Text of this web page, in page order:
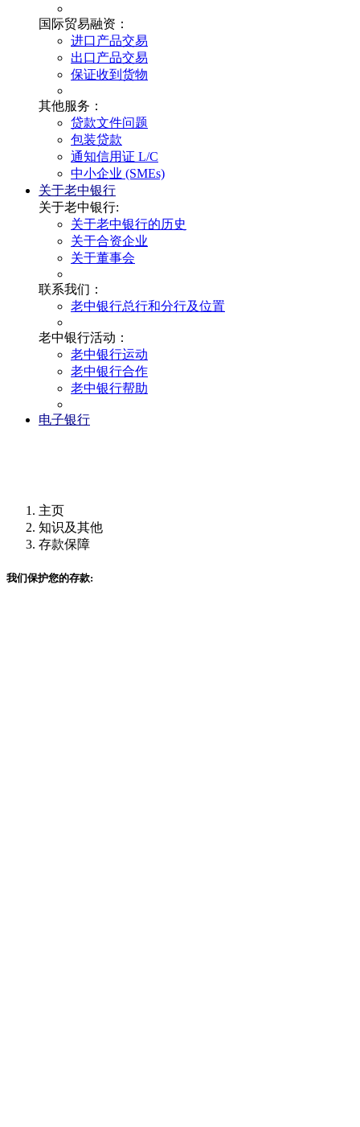
国际贸易融资：
进口产品交易
出口产品交易
保证收到货物
其他服务：
贷款文件问题
包装贷款
通知信用证 L/C
中小企业 (SMEs)
关于老中银行
关于老中银行:
关于老中银行的历史
关于合资企业
关于董事会
联系我们：
老中银行总行和分行及位置
老中银行活动：
老中银行运动
老中银行合作
老中银行帮助
电子银行
主页
知识及其他
存款保障
我们保护您的存款: